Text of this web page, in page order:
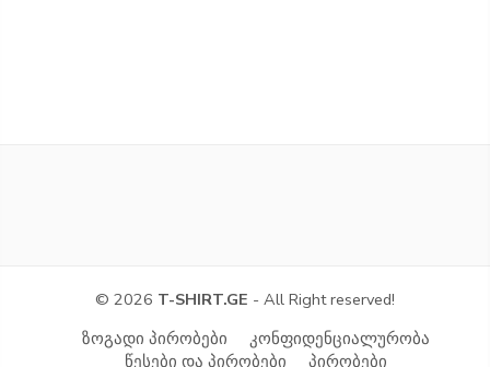
© 2026 T-SHIRT.GE - All Right reserved!
ზოგადი პირობები
კონფიდენციალურობა
წესები და პირობები
პირობები